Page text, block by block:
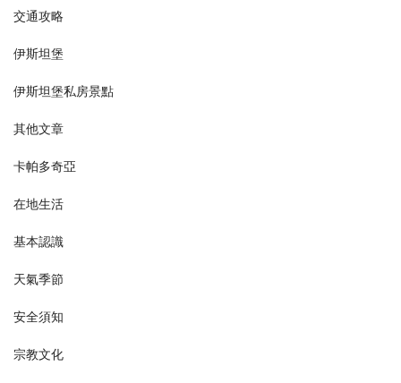
交通攻略
伊斯坦堡
伊斯坦堡私房景點
其他文章
卡帕多奇亞
在地生活
基本認識
天氣季節
安全須知
宗教文化